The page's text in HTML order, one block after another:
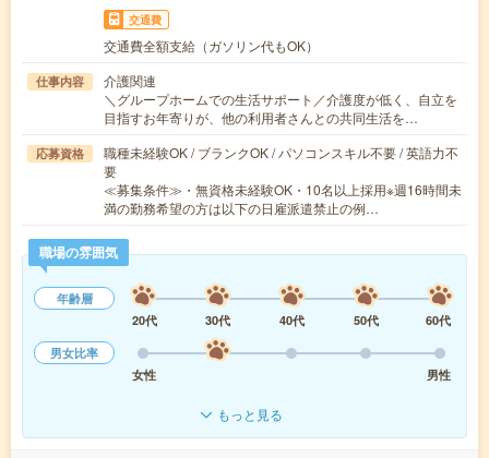
交通費
交通費全額支給（ガソリン代もOK）
仕事内容
介護関連
＼グループホームでの生活サポート／介護度が低く、自立を
目指すお年寄りが、他の利用者さんとの共同生活を…
応募資格
職種未経験OK / ブランクOK / パソコンスキル不要 / 英語力不
要
≪募集条件≫・無資格未経験OK・10名以上採用※週16時間未
満の勤務希望の方は以下の日雇派遣禁止の例…
職場の雰囲気
年齢層
20代
30代 40代 50代
60代
男女比率
女性
男性
もっと見る